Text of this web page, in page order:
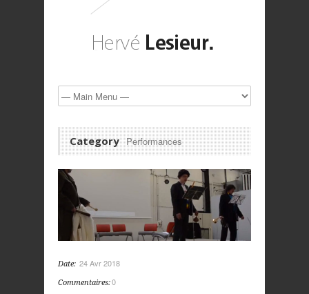
Category Performances
Date: 24 Avr 2018
Commentaires:0